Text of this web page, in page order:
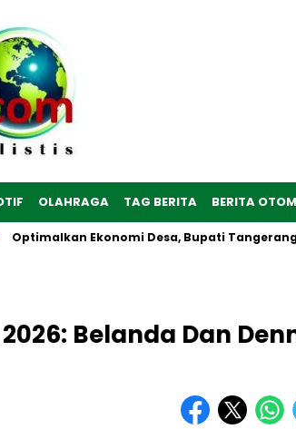
OLAHRAGA TAG BERITA BERITA
Ekonomi Desa, Bupati Tangerang Hadiri
Belanda Dan